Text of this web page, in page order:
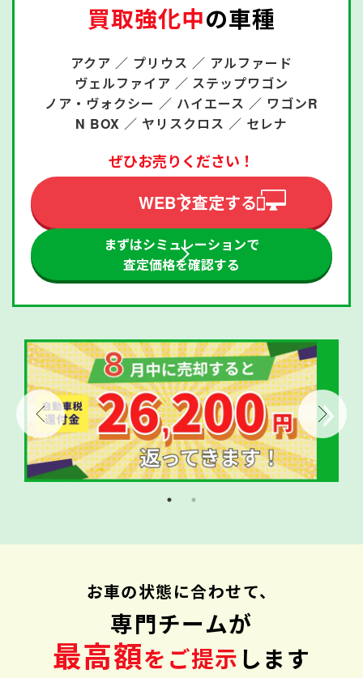
買取強化中の車種
アクア ／ プリウス ／ アルファード
ヴェルファイア ／ ステップワゴン
ノア・ヴォクシー ／ ハイエース ／ ワゴンR
N BOX ／ ヤリスクロス ／ セレナ
ぜひお売りください！
WEBで査定する
まずはシミュレーションで
査定価格を確認する
お車の状態に合わせて、
専門チームが
最高額をご提示 します